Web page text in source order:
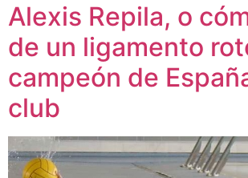
Alexis Repila, o
de un ligamento
campeón de
club